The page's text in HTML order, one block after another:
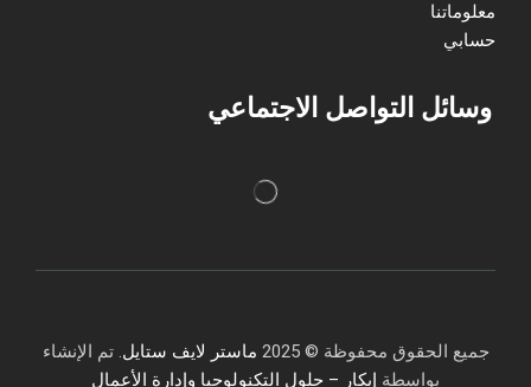
معلوماتنا
حسابي
وسائل التواصل الاجتماعي
جميع الحقوق محفوظة © 2025 ماستر لايف ستايل. تم الإنشاء
بواسطة إبكار – حلول التكنولوجيا وإدارة الأعمال